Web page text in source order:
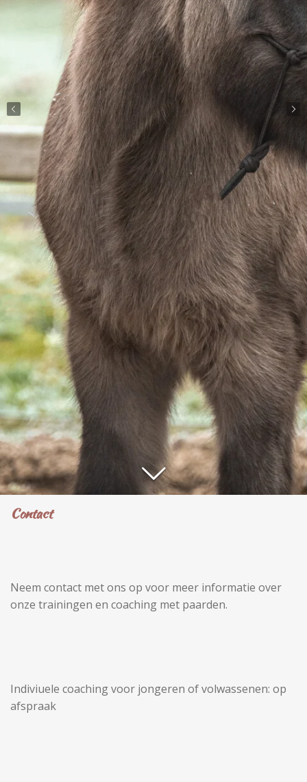
Contact
Neem contact met ons op voor meer informatie over
onze trainingen en coaching met paarden.
Indiviuele coaching voor jongeren of volwassenen: op
afspraak